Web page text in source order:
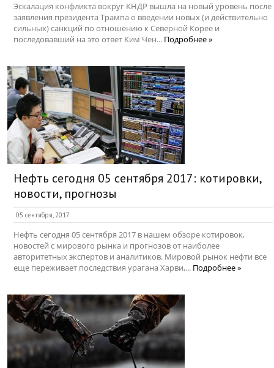
Эскалация конфликта вокруг КНДР вышла на новый уровень после
заявления президента Трампа о введении новых (и действительно
сильных) санкций по отношению к Северной Корее и
последовавший на это ответ Ким Чен... Подробнее »
Нефть сегодня 05 сентября 2017: котировки,
новости, прогнозы
05 сентября, 2017
Нефть сегодня 05 сентября 2017 в нашем обзоре котировок,
новостей с мирового рынка и прогнозов от наиболее
авторитетных экспертов и аналитиков. Мировой рынок нефти все
еще переживает последствия урагана Харви,... Подробнее »